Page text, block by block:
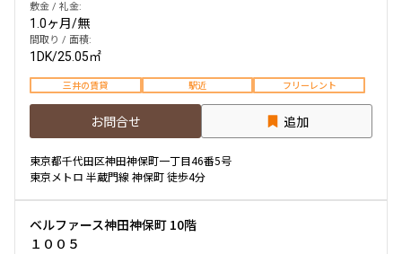
敷金 / 礼金:
1.0ヶ月/無
間取り / 面積:
1DK/25.05㎡
三井の賃貸 駅近 フリーレント
お問合せ 追加
東京都千代田区神田神保町一丁目46番5号
東京メトロ 半蔵門線 神保町 徒歩4分
ベルファース神田神保町 10階
１００５